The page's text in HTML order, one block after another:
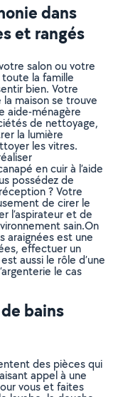
dans
et rangés
salon ou votre
la famille
bien. Votre
maison se trouve
aide-ménagère
de nettoyage,
la lumière
les vitres.
en cuir à l’aide
possédez de
? Votre
de cirer le
l’aspirateur et de
sain.On
araignées est une
effectuer un
aussi le rôle d’une
le cas
bains
des pièces qui
appel à une
vous et faites